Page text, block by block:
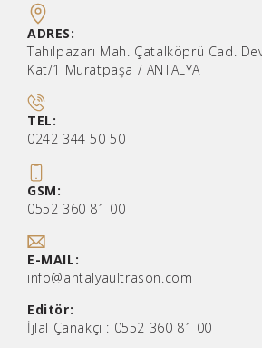
ADRES:
Tahılpazarı Mah. Çatalköprü Cad.
Kat/1 Muratpaşa / ANTALYA
TEL:
0242 344 50 50
GSM:
0552 360 81 00
E-MAIL:
info@antalyaultrason.com
Editör:
İjlal Çanakçı : 0552 360 81 00